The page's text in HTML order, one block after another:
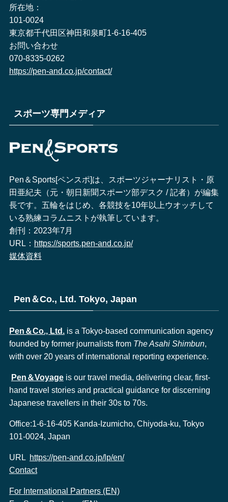
所在地：
101-0024
東京都千代田区神田和泉町1-6-16-405
お問い合わせ
070-8335-0262
https://pen-and.co.jp/contact/
スポーツ専門メディア
Pen＆Sports[ペンスポ]は、スポーツジャーナリスト・原
田亜紀夫（元・朝日新聞スポーツ部デスク / 記者）が編集
長です。五輪をはじめ、各競技を10年以上ウオッチして
いる熟練コラムニストが執筆しています。
創刊：2023年7月
URL： https://sports.pen-and.co.jp/
媒体資料
Pen＆Co., Ltd. Tokyo, Japan
Pen＆Co., Ltd. is a Tokyo-based communication agency
founded by former journalists from The Asahi Shimbun,
with over 20 years of international reporting experience.
Pen＆Voyage is our travel media, delivering clear, first-
hand travel stories and practical guidance for discerning
Japanese travellers in their 30s to 70s.
Office:1-6-16-405 Kanda-Izumicho, Chiyoda-ku, Tokyo
101-0024, Japan
URL https://pen-and.co.jp/lp/en/
Contact
For International Partners (EN)